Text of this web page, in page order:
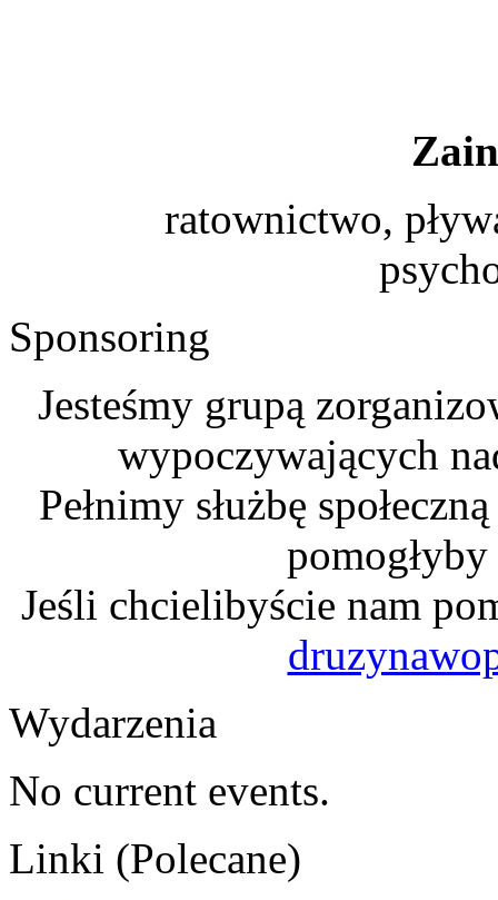
ratownictwo,
Sponsoring
Jesteśmy grupą
wypoczywających
Pełnimy służbę
Jeśli chcielibyście nam
Wydarzenia
No current events.
Linki (Polecane)